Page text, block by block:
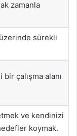
zamanla
sürekli
çalışma alanı
ve kendinizi
koymak.